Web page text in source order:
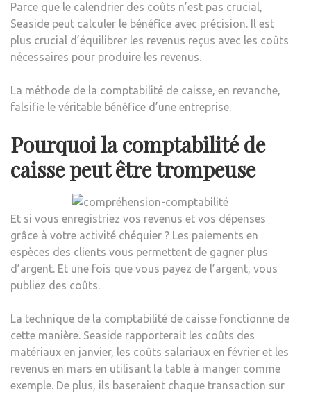
Parce que le calendrier des coûts n’est pas crucial,
Seaside peut calculer le bénéfice avec précision. Il est
plus crucial d’équilibrer les revenus reçus avec les coûts
nécessaires pour produire les revenus.
La méthode de la comptabilité de caisse, en revanche,
falsifie le véritable bénéfice d’une entreprise.
Pourquoi la comptabilité de
caisse peut être trompeuse
Et si vous enregistriez vos revenus et vos dépenses
grâce à votre activité chéquier ? Les paiements en
espèces des clients vous permettent de gagner plus
d’argent. Et une fois que vous payez de l’argent, vous
publiez des coûts.
La technique de la comptabilité de caisse fonctionne de
cette manière. Seaside rapporterait les coûts des
matériaux en janvier, les coûts salariaux en février et les
revenus en mars en utilisant la table à manger comme
exemple. De plus, ils baseraient chaque transaction sur